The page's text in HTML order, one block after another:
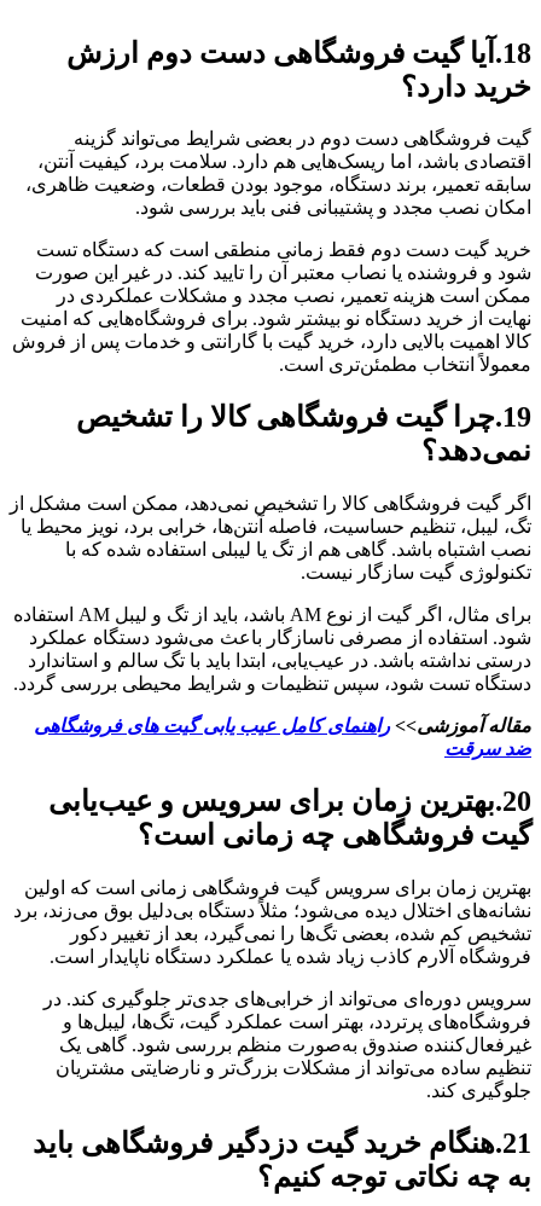
18.آیا گیت فروشگاهی دست دوم ارزش
خرید دارد؟
گیت فروشگاهی دست دوم در بعضی شرایط می‌تواند گزینه
اقتصادی باشد، اما ریسک‌هایی هم دارد. سلامت برد، کیفیت آنتن،
سابقه تعمیر، برند دستگاه، موجود بودن قطعات، وضعیت ظاهری،
امکان نصب مجدد و پشتیبانی فنی باید بررسی شود.
خرید گیت دست دوم فقط زمانی منطقی است که دستگاه تست
شود و فروشنده یا نصاب معتبر آن را تایید کند. در غیر این صورت
ممکن است هزینه تعمیر، نصب مجدد و مشکلات عملکردی در
نهایت از خرید دستگاه نو بیشتر شود. برای فروشگاه‌هایی که امنیت
کالا اهمیت بالایی دارد، خرید گیت با گارانتی و خدمات پس از فروش
معمولاً انتخاب مطمئن‌تری است.
19.چرا گیت فروشگاهی کالا را تشخیص
نمی‌دهد؟
اگر گیت فروشگاهی کالا را تشخیص نمی‌دهد، ممکن است مشکل از
تگ، لیبل، تنظیم حساسیت، فاصله آنتن‌ها، خرابی برد، نویز محیط یا
نصب اشتباه باشد. گاهی هم از تگ یا لیبلی استفاده شده که با
تکنولوژی گیت سازگار نیست.
برای مثال، اگر گیت از نوع AM باشد، باید از تگ و لیبل AM استفاده
شود. استفاده از مصرفی ناسازگار باعث می‌شود دستگاه عملکرد
درستی نداشته باشد. در عیب‌یابی، ابتدا باید با تگ سالم و استاندارد
دستگاه تست شود، سپس تنظیمات و شرایط محیطی بررسی گردد.
مقاله آموزشی>>راهنمای کامل عیب یابی گیت های فروشگاهی
ضد سرقت
20.بهترین زمان برای سرویس و عیب‌یابی
گیت فروشگاهی چه زمانی است؟
بهترین زمان برای سرویس گیت فروشگاهی زمانی است که اولین
نشانه‌های اختلال دیده می‌شود؛ مثلاً دستگاه بی‌دلیل بوق می‌زند، برد
تشخیص کم شده، بعضی تگ‌ها را نمی‌گیرد، بعد از تغییر دکور
فروشگاه آلارم کاذب زیاد شده یا عملکرد دستگاه ناپایدار است.
سرویس دوره‌ای می‌تواند از خرابی‌های جدی‌تر جلوگیری کند. در
فروشگاه‌های پرتردد، بهتر است عملکرد گیت، تگ‌ها، لیبل‌ها و
غیرفعال‌کننده صندوق به‌صورت منظم بررسی شود. گاهی یک
تنظیم ساده می‌تواند از مشکلات بزرگ‌تر و نارضایتی مشتریان
جلوگیری کند.
21.هنگام خرید گیت دزدگیر فروشگاهی باید
به چه نکاتی توجه کنیم؟